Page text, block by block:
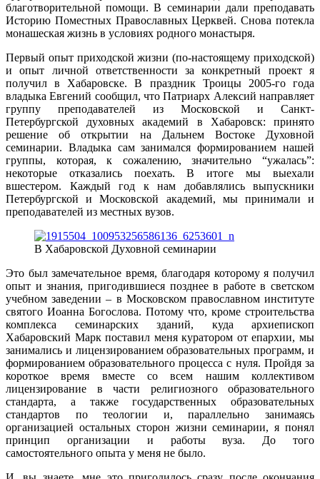
благотворительной помощи. В семинарии дали преподавать
Историю Поместных Православных Церквей. Снова потекла
монашеская жизнь в условиях родного монастыря.
Первый опыт приходской жизни (по-настоящему приходской)
и опыт личной ответственности за конкретный проект я
получил в Хабаровске. В праздник Троицы 2005-го года
владыка Евгений сообщил, что Патриарх Алексий направляет
группу преподавателей из Московской и Санкт-
Петербургской духовных академий в Хабаровск: принято
решение об открытии на Дальнем Востоке Духовной
семинарии. Владыка сам занимался формированием нашей
группы, которая, к сожалению, значительно “ужалась”:
некоторые отказались поехать. В итоге мы выехали
вшестером. Каждый год к нам добавлялись выпускники
Петербургской и Московской академий, мы принимали и
преподавателей из местных вузов.
В Хабаровской Духовной семинарии
Это был замечательное время, благодаря которому я получил
опыт и знания, пригодившиеся позднее в работе в светском
учебном заведении – в Московском православном институте
святого Иоанна Богослова. Потому что, кроме строительства
комплекса семинарских зданий, куда архиепископ
Хабаровский Марк поставил меня куратором от епархии, мы
занимались и лицензированием образовательных программ, и
формированием образовательного процесса с нуля. Пройдя за
короткое время вместе со всем нашим коллективом
лицензирование в части религиозного образовательного
стандарта, а также государственных образовательных
стандартов по теологии и, параллельно занимаясь
организацией остальных сторон жизни семинарии, я понял
принцип организации и работы вуза. До того
самостоятельного опыта у меня не было.